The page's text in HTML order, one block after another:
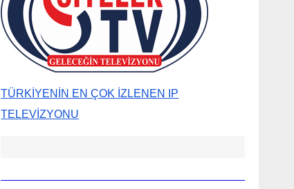
TÜRKİYENİN EN ÇOK İZLENEN IP
TELEVİZYONU